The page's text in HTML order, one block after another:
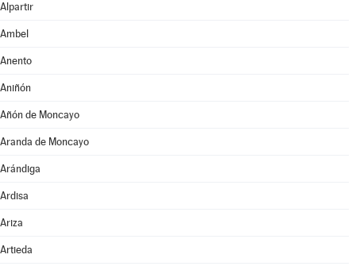
Alpartir
Ambel
Anento
Aniñón
Añón de Moncayo
Aranda de Moncayo
Arándiga
Ardisa
Ariza
Artieda